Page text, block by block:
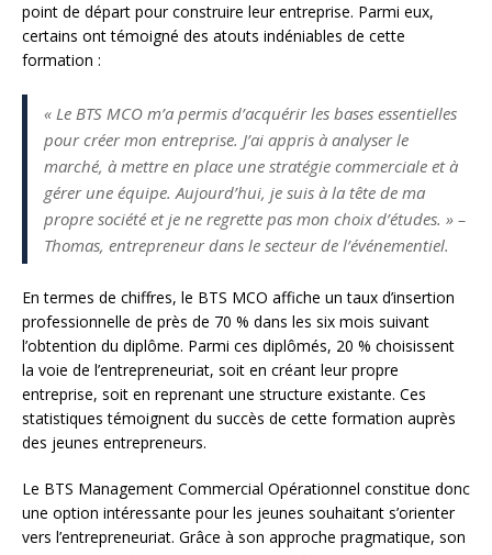
point de départ pour construire leur entreprise. Parmi eux,
certains ont témoigné des atouts indéniables de cette
formation :
« Le BTS MCO m’a permis d’acquérir les bases essentielles
pour créer mon entreprise. J’ai appris à analyser le
marché, à mettre en place une stratégie commerciale et à
gérer une équipe. Aujourd’hui, je suis à la tête de ma
propre société et je ne regrette pas mon choix d’études. » –
Thomas, entrepreneur dans le secteur de l’événementiel.
En termes de chiffres, le BTS MCO affiche un taux d’insertion
professionnelle de près de 70 % dans les six mois suivant
l’obtention du diplôme. Parmi ces diplômés, 20 % choisissent
la voie de l’entrepreneuriat, soit en créant leur propre
entreprise, soit en reprenant une structure existante. Ces
statistiques témoignent du succès de cette formation auprès
des jeunes entrepreneurs.
Le BTS Management Commercial Opérationnel constitue donc
une option intéressante pour les jeunes souhaitant s’orienter
vers l’entrepreneuriat. Grâce à son approche pragmatique, son